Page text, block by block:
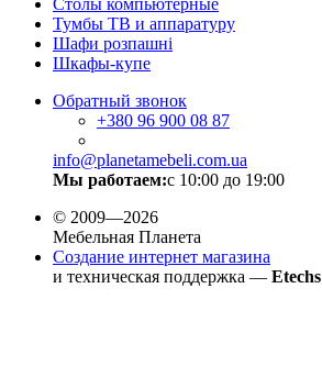
Столы компьютерные
Тумбы ТВ и аппаратуру
Шафи розпашні
Шкафы-купе
Обратный звонок
+380 96 900 08 87
info@planetamebeli.com.ua
Мы работаем:с 10:00 до 19:00
© 2009—2026
Мебельная Планета
Создание интернет магазина
и техническая поддержка — Etechs